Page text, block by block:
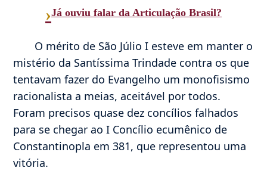
›Já ouviu falar da Articulação Brasil?
O mérito de São Júlio I esteve em manter o
mistério da Santíssima Trindade contra os que
tentavam fazer do Evangelho um monofisismo
racionalista a meias, aceitável por todos.
Foram precisos quase dez concílios falhados
para se chegar ao I Concílio ecumênico de
Constantinopla em 381, que representou uma
vitória.